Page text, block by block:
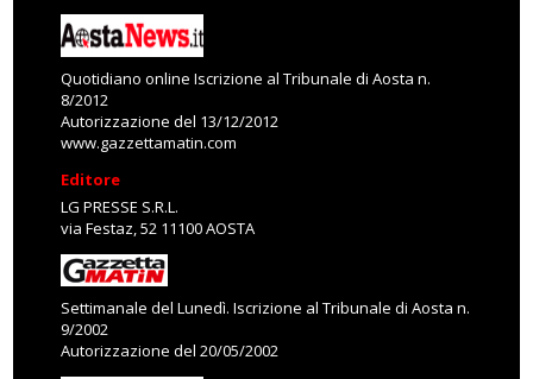
Quotidiano online Iscrizione al Tribunale di Aosta n.
8/2012
Autorizzazione del 13/12/2012
www.gazzettamatin.com
Editore
LG PRESSE S.R.L.
via Festaz, 52 11100 AOSTA
Settimanale del Lunedì. Iscrizione al Tribunale di Aosta n.
9/2002
Autorizzazione del 20/05/2002